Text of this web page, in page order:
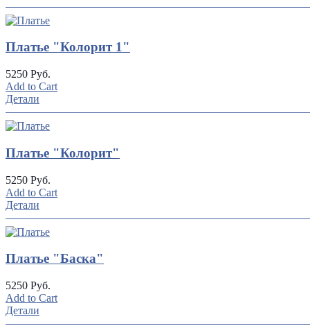
Платье "Колорит 1"
5250 Руб.
Add to Cart
Детали
Платье "Колорит"
5250 Руб.
Add to Cart
Детали
Платье "Баска"
5250 Руб.
Add to Cart
Детали